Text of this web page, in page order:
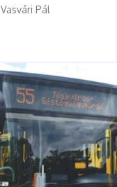
Pál